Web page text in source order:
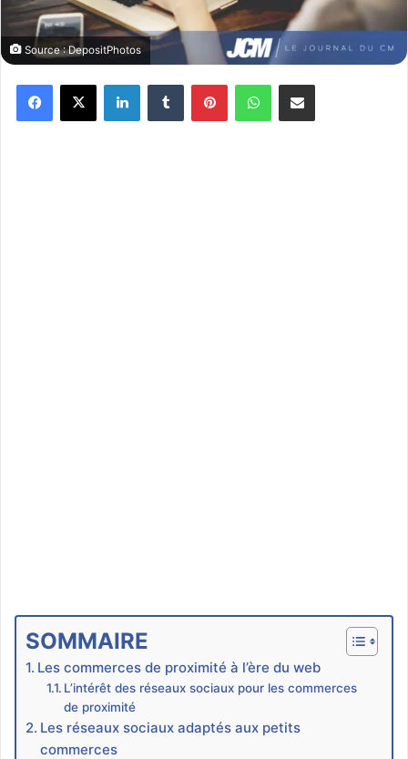
Source : DepositPhotos
SOMMAIRE
Les commerces de proximité à l’ère du web
L’intérêt des réseaux sociaux pour les commerces
de proximité
Les réseaux sociaux adaptés aux petits
commerces